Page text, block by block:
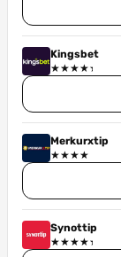
Kingsbet
Merkurxtip
Synottip